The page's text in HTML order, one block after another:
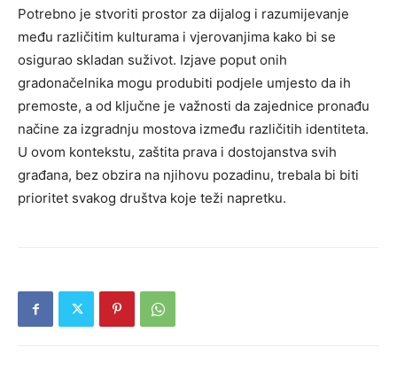
Potrebno je stvoriti prostor za dijalog i razumijevanje
među različitim kulturama i vjerovanjima kako bi se
osigurao skladan suživot. Izjave poput onih
gradonačelnika mogu produbiti podjele umjesto da ih
premoste, a od ključne je važnosti da zajednice pronađu
načine za izgradnju mostova između različitih identiteta.
U ovom kontekstu, zaštita prava i dostojanstva svih
građana, bez obzira na njihovu pozadinu, trebala bi biti
prioritet svakog društva koje teži napretku.